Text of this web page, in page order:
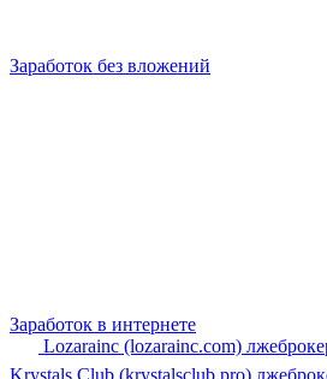
Заработок без вложений
Заработок в интернете
Lozarainc (lozarainc.com)
Krystals Club (krystalsclub.pro)